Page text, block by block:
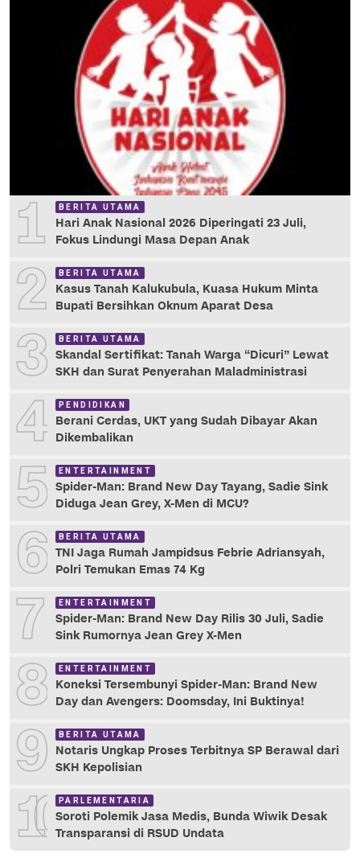
1 BERITA UTAMA
Hari Anak Nasional 2026 Diperingati 23 Juli,
Fokus Lindungi Masa Depan Anak
2 BERITA UTAMA
Kasus Tanah Kalukubula, Kuasa Hukum Minta
Bupati Bersihkan Oknum Aparat Desa
3 BERITA UTAMA
Skandal Sertifikat: Tanah Warga “Dicuri” Lewat
SKH dan Surat Penyerahan Maladministrasi
4 PENDIDIKAN
Berani Cerdas, UKT yang Sudah Dibayar Akan
Dikembalikan
5 ENTERTAINMENT
Spider-Man: Brand New Day Tayang, Sadie Sink
Diduga Jean Grey, X-Men di MCU?
6 BERITA UTAMA
TNI Jaga Rumah Jampidsus Febrie Adriansyah,
Polri Temukan Emas 74 Kg
7 ENTERTAINMENT
Spider-Man: Brand New Day Rilis 30 Juli, Sadie
Sink Rumornya Jean Grey X-Men
8 ENTERTAINMENT
Koneksi Tersembunyi Spider-Man: Brand New
Day dan Avengers: Doomsday, Ini Buktinya!
9 BERITA UTAMA
Notaris Ungkap Proses Terbitnya SP Berawal dari
SKH Kepolisian
10 PARLEMENTARIA
Soroti Polemik Jasa Medis, Bunda Wiwik Desak
Transparansi di RSUD Undata